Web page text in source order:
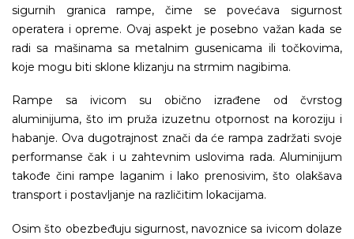
sigurnih granica rampe, čime se povećava sigurnost
operatera i opreme. Ovaj aspekt je posebno važan kada se
radi sa mašinama sa metalnim gusenicama ili točkovima,
koje mogu biti sklone klizanju na strmim nagibima.
Rampe sa ivicom su obično izrađene od čvrstog
aluminijuma, što im pruža izuzetnu otpornost na koroziju i
habanje. Ova dugotrajnost znači da će rampa zadržati svoje
performanse čak i u zahtevnim uslovima rada. Aluminijum
takođe čini rampe laganim i lako prenosivim, što olakšava
transport i postavljanje na različitim lokacijama.
Osim što obezbeđuju sigurnost, navoznice sa ivicom dolaze